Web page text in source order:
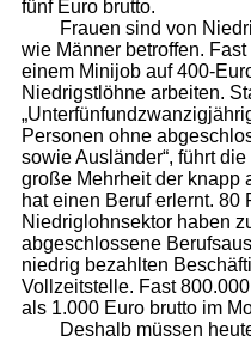
fünf Euro brutto.
Frauen sind von
wie Männer betroffen.
einem Minijob auf 400-
Niedrigstlöhne arbeiten.
Personen ohne
sowie Ausländer“, führt
große Mehrheit der knapp
hat einen Beruf erlernt. 80
Niedriglohnsektor haben
abgeschlossene
niedrig bezahlten
Vollzeitstelle. Fast
als 1.000 Euro brutto im
Deshalb müssen